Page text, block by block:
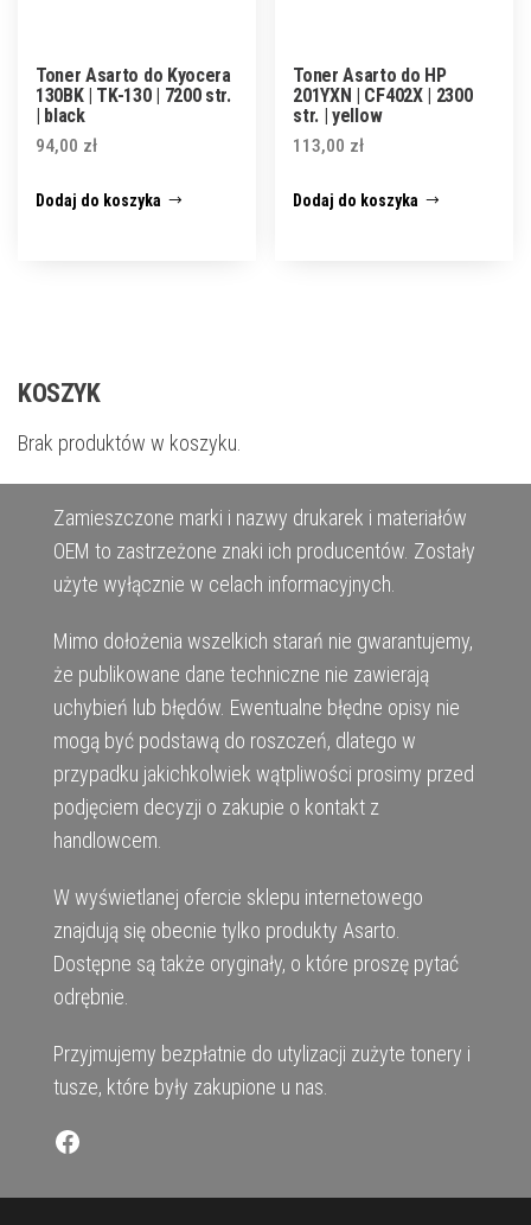
Toner Asarto do Kyocera
130BK | TK-130 | 7200 str.
| black
94,00 zł
Dodaj do koszyka
Toner Asarto do HP
201YXN | CF402X | 2300
str. | yellow
113,00 zł
Dodaj do koszyka
KOSZYK
Brak produktów w koszyku.
Zamieszczone marki i nazwy drukarek i materiałów
OEM to zastrzeżone znaki ich producentów. Zostały
użyte wyłącznie w celach informacyjnych.
Mimo dołożenia wszelkich starań nie gwarantujemy,
że publikowane dane techniczne nie zawierają
uchybień lub błędów. Ewentualne błędne opisy nie
mogą być podstawą do roszczeń, dlatego w
przypadku jakichkolwiek wątpliwości prosimy przed
podjęciem decyzji o zakupie o kontakt z
handlowcem.
W wyświetlanej ofercie sklepu internetowego
znajdują się obecnie tylko produkty Asarto.
Dostępne są także oryginały, o które proszę pytać
odrębnie.
Przyjmujemy bezpłatnie do utylizacji zużyte tonery i
tusze, które były zakupione u nas.
Facebook